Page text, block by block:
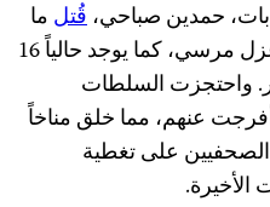
حمدين صباحي، قُتل ما
لا يقل عن ستة صحفيين منذ عزل مرسي، كما يوجد حالياً 16
واحتجزت السلطات
عنهم، مما خلق مناخاً
على تغطية
الأخيرة.